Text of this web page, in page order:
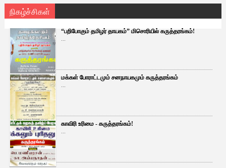
நிகழ்ச்சிகள்
“பறிபோகும் தமிழர் தாயகம்” மிசொரியில் கருத்தரங்கம்!
...
மக்கள் போராட்டமும் சனநாயகமும் கருத்தரங்கம்
...
காவிரி உரிமை - கருத்தரங்கம்!
...